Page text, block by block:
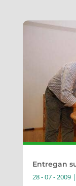
Entregan
28 - 07 - 2009|